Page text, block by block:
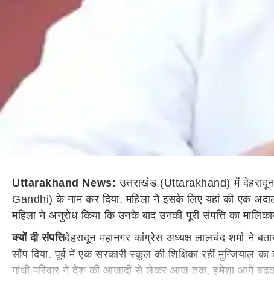
Uttarakhand News: उत्तराखंड (Uttarakhand) में देहरादून
Gandhi) के नाम कर दिया. महिला ने इसके लिए यहां की एक
महिला ने अनुरोध किया कि उनके बाद उनकी पूरी संपत्ति का
क्यों दी संपत्तिदेहरादून महानगर कांग्रेस अध्यक्ष लालचंद शर्मा ने
सौंप दिया. पूर्व में एक सरकारी स्कूल की शिक्षिका रहीं मुन्जियाल
गांधी परिवार ने देश की आजादी से लेकर आज तक, हमेशा आगे बढ़कर